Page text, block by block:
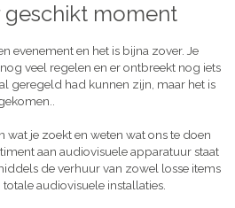
moment
evenement en het is bijna zover. Je
veel regelen en er ontbreekt nog iets
geregeld had kunnen zijn, maar het is
wat je zoekt en weten wat ons te doen
aan audiovisuele apparatuur staat
de verhuur van zowel losse items
audiovisuele installaties.